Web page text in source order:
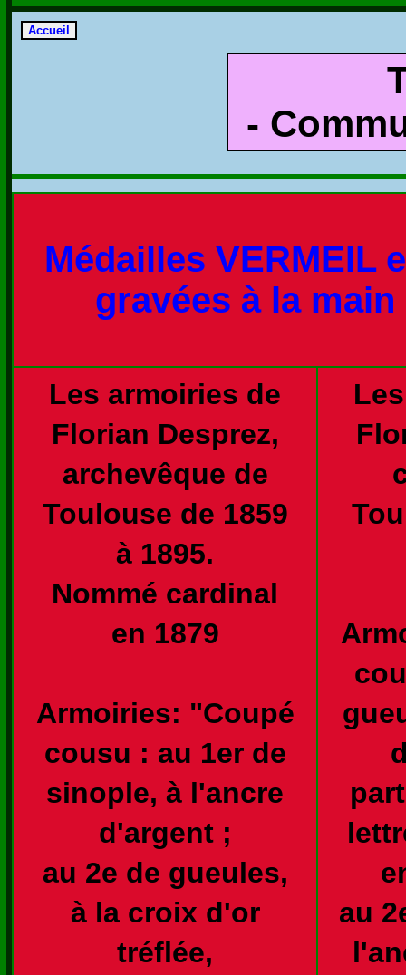
-
Médailles VERMEIL
gravées à la main
Les armoiries de
Florian Desprez,
archevêque de
Toulouse de 1859
à 1895.
Nommé cardinal
en 1879
Armoiries: "Coupé
cousu : au 1er de
sinople, à l'ancre
d'argent ;
au 2e de gueules,
à la croix d'or
tréflée,
au